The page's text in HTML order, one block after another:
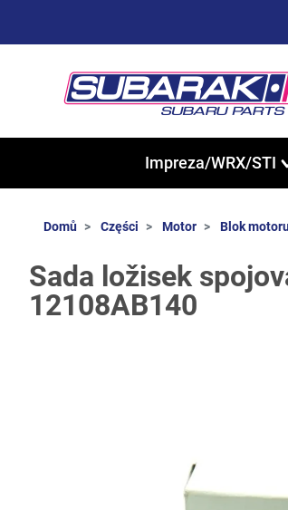
Impreza/WRX/STI
Domů Części Motor Blok
Sada ložisek
12108AB140